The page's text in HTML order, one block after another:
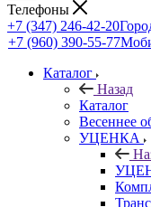
Телефоны
+7 (347) 246-42-20
+7 (960) 390-55-77
Каталог
Назад
Каталог
Весеннее
УЦЕНКА